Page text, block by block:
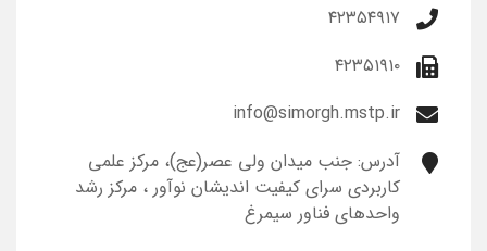
۴۲۳۵۴۹۱۷
۴۲۳۵۱۹۱۰
info@simorgh.mstp.ir
آدرس: جنب میدان ولی عصر(عج)، مرکز علمی
کاربردی سرای کیفیت اندیشان نوآور ، مرکز رشد
واحدهای فناور سیمرغ